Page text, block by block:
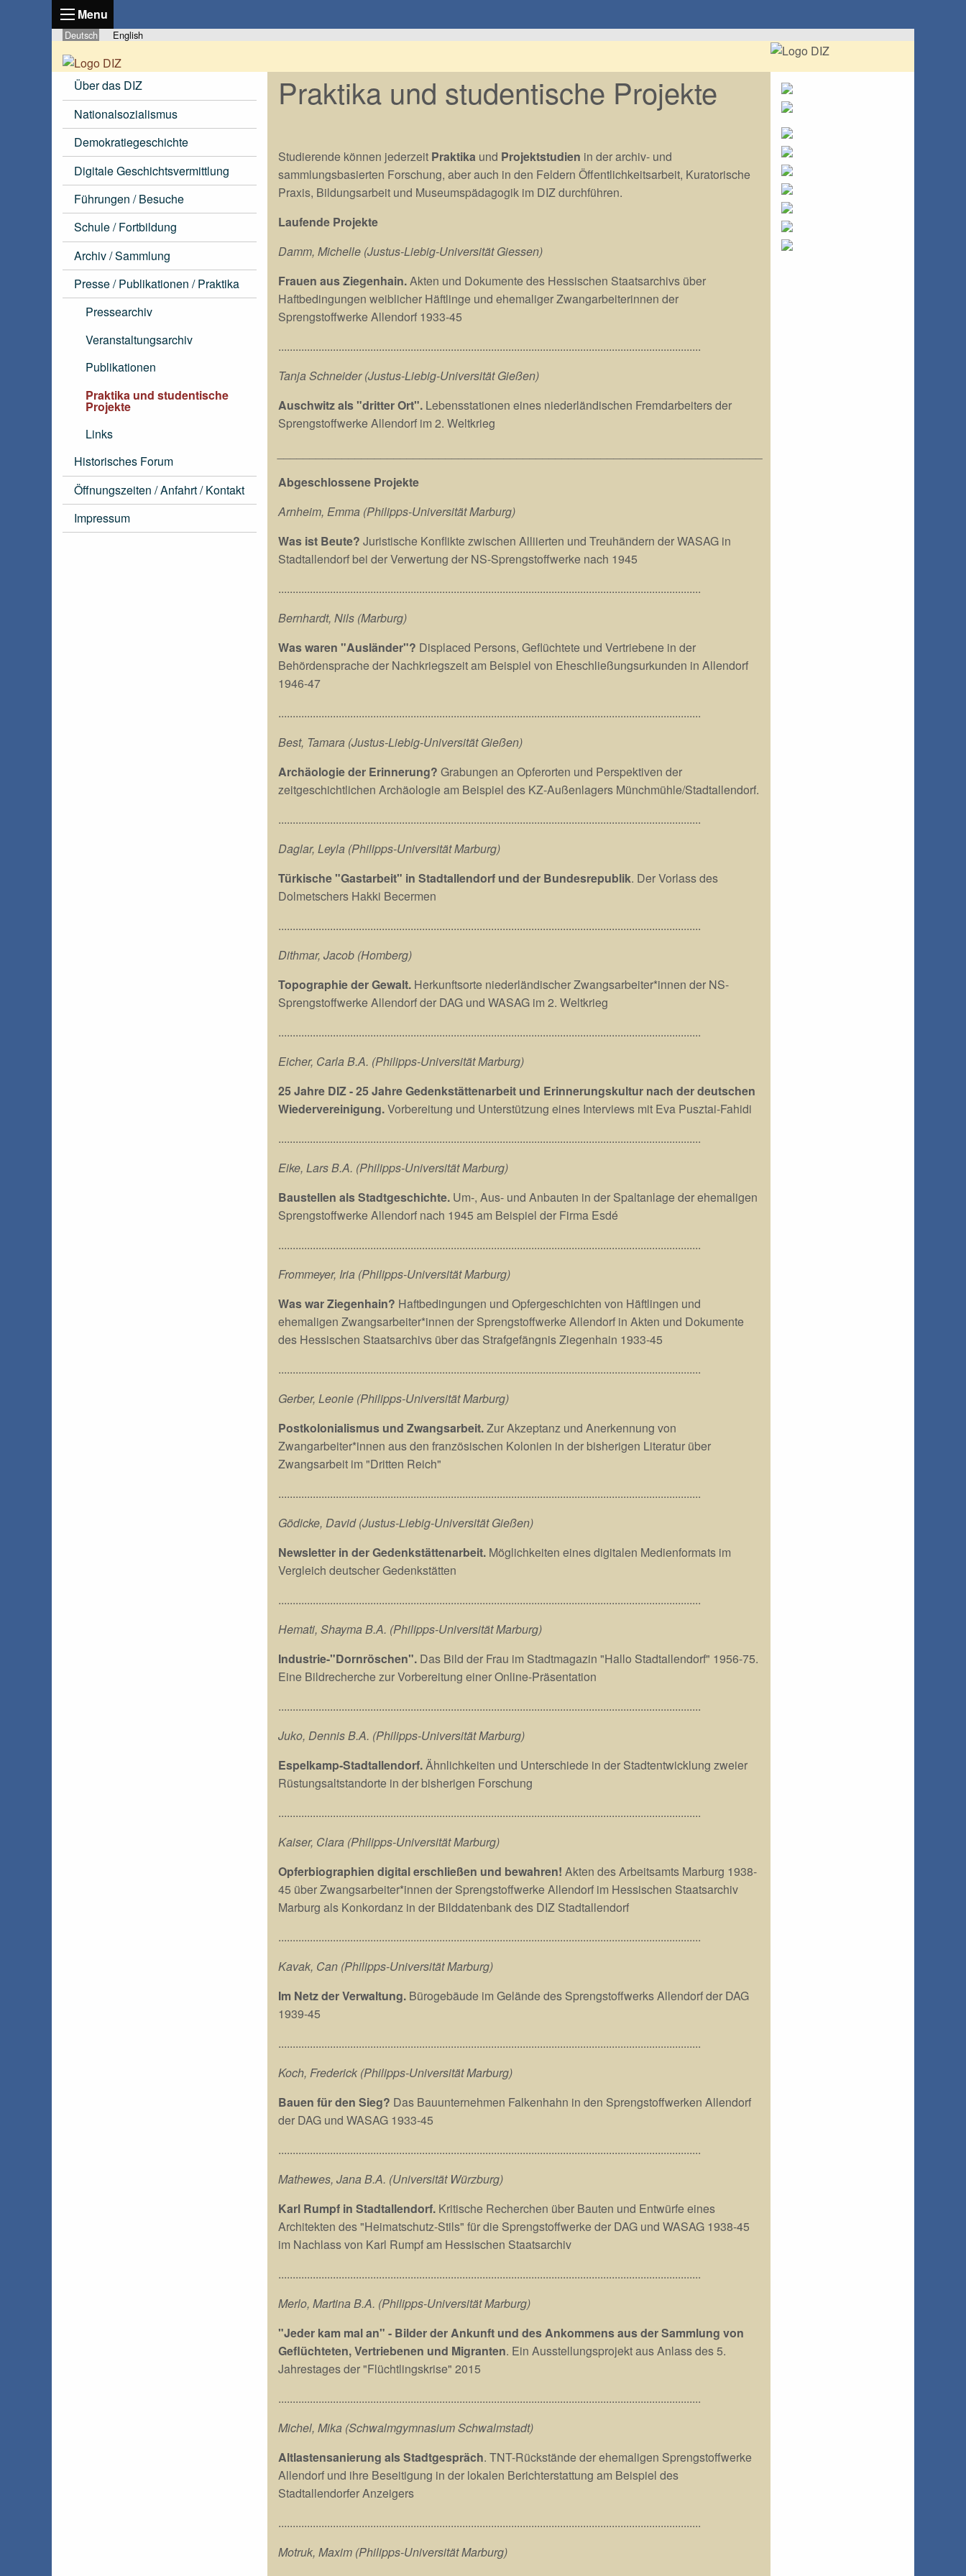
Menu
Deutsch English
Über das DIZ
Nationalsozialismus
Demokratiegeschichte
Digitale Geschichtsvermittlung
Führungen / Besuche
Schule / Fortbildung
Archiv / Sammlung
Presse / Publikationen / Praktika
Pressearchiv
Veranstaltungsarchiv
Publikationen
Praktika und studentische
Projekte
Links
Historisches Forum
Öffnungszeiten / Anfahrt / Kontakt
Impressum
Praktika und studentische Projekte
Studierende können jederzeit Praktika und Projektstudien in der archiv- und
sammlungsbasierten Forschung, aber auch in den Feldern Öffentlichkeitsarbeit, Kuratorische
Praxis, Bildungsarbeit und Museumspädagogik im DIZ durchführen.
Laufende Projekte
Damm, Michelle (Justus-Liebig-Universität Giessen)
Frauen aus Ziegenhain.Akten und Dokumente des Hessischen Staatsarchivs über
Haftbedingungen weiblicher Häftlinge und ehemaliger Zwangarbeiterinnen der
Sprengstoffwerke Allendorf 1933-45
...................................................................................................................................................
Tanja Schneider (Justus-Liebig-Universität Gießen)
Auschwitz als "dritter Ort". Lebensstationen eines niederländischen Fremdarbeiters der
Sprengstoffwerke Allendorf im 2. Weltkrieg
Abgeschlossene Projekte
Arnheim, Emma (Philipps-Universität Marburg)
Was ist Beute? Juristische Konflikte zwischen Alliierten und Treuhändern der WASAG in
Stadtallendorf bei der Verwertung der NS-Sprengstoffwerke nach 1945
...................................................................................................................................................
Bernhardt, Nils (Marburg)
Was waren "Ausländer"? Displaced Persons, Geflüchtete und Vertriebene in der
Behördensprache der Nachkriegszeit am Beispiel von Eheschließungsurkunden in Allendorf
1946-47
...................................................................................................................................................
Best, Tamara (Justus-Liebig-Universität Gießen)
Archäologie der Erinnerung? Grabungen an Opferorten und Perspektiven der
zeitgeschichtlichen Archäologie am Beispiel des KZ-Außenlagers Münchmühle/Stadtallendorf.
...................................................................................................................................................
Daglar, Leyla (Philipps-Universität Marburg)
Türkische "Gastarbeit" in Stadtallendorf und der Bundesrepublik. Der Vorlass des
Dolmetschers Hakki Becermen
...................................................................................................................................................
Dithmar, Jacob (Homberg)
Topographie der Gewalt. Herkunftsorte niederländischer Zwangsarbeiter*innen der NS-
Sprengstoffwerke Allendorf der DAG und WASAG im 2. Weltkrieg
...................................................................................................................................................
Eicher, Carla B.A. (Philipps-Universität Marburg)
25 Jahre DIZ - 25 Jahre Gedenkstättenarbeit und Erinnerungskultur nach der deutschen
Wiedervereinigung.Vorbereitung und Unterstützung eines Interviews mit Eva Pusztai-Fahidi
...................................................................................................................................................
Eike, Lars B.A. (Philipps-Universität Marburg)
Baustellen als Stadtgeschichte. Um-, Aus- und Anbauten in der Spaltanlage der ehemaligen
Sprengstoffwerke Allendorf nach 1945 am Beispiel der Firma Esdé
...................................................................................................................................................
Frommeyer, Iria (Philipps-Universität Marburg)
Was war Ziegenhain? Haftbedingungen und Opfergeschichten von Häftlingen und
ehemaligen Zwangsarbeiter*innen der Sprengstoffwerke Allendorf in Akten und Dokumente
des Hessischen Staatsarchivs über das Strafgefängnis Ziegenhain 1933-45
...................................................................................................................................................
Gerber, Leonie (Philipps-Universität Marburg)
Postkolonialismus und Zwangsarbeit.Zur Akzeptanz und Anerkennung von
Zwangarbeiter*innen aus den französischen Kolonien in der bisherigen Literatur über
Zwangsarbeit im "Dritten Reich"
...................................................................................................................................................
Gödicke, David (Justus-Liebig-Universität Gießen)
Newsletter in der Gedenkstättenarbeit. Möglichkeiten eines digitalen Medienformats im
Vergleich deutscher Gedenkstätten
...................................................................................................................................................
Hemati, Shayma B.A. (Philipps-Universität Marburg)
Industrie-"Dornröschen". Das Bild der Frau im Stadtmagazin "Hallo Stadtallendorf" 1956-75.
Eine Bildrecherche zur Vorbereitung einer Online-Präsentation
...................................................................................................................................................
Juko, Dennis B.A. (Philipps-Universität Marburg)
Espelkamp-Stadtallendorf.Ähnlichkeiten und Unterschiede in der Stadtentwicklung zweier
Rüstungsaltstandorte in der bisherigen Forschung
...................................................................................................................................................
Kaiser, Clara (Philipps-Universität Marburg)
Opferbiographien digital erschließen und bewahren! Akten des Arbeitsamts Marburg 1938-
45 über Zwangsarbeiter*innen der Sprengstoffwerke Allendorf im Hessischen Staatsarchiv
Marburg als Konkordanz in der Bilddatenbank des DIZ Stadtallendorf
...................................................................................................................................................
Kavak, Can (Philipps-Universität Marburg)
Im Netz der Verwaltung. Bürogebäude im Gelände des Sprengstoffwerks Allendorf der DAG
1939-45
...................................................................................................................................................
Koch, Frederick (Philipps-Universität Marburg)
Bauen für den Sieg? Das Bauunternehmen Falkenhahn in den Sprengstoffwerken Allendorf
der DAG und WASAG 1933-45
...................................................................................................................................................
Mathewes, Jana B.A. (Universität Würzburg)
Karl Rumpf in Stadtallendorf. Kritische Recherchen über Bauten und Entwürfe eines
Architekten des "Heimatschutz-Stils" für die Sprengstoffwerke der DAG und WASAG 1938-45
im Nachlass von Karl Rumpf am Hessischen Staatsarchiv
...................................................................................................................................................
Merlo, Martina B.A. (Philipps-Universität Marburg)
"Jeder kam mal an" - Bilder der Ankunft und des Ankommens aus der Sammlung von
Geflüchteten, Vertriebenen und Migranten. Ein Ausstellungsprojekt aus Anlass des 5.
Jahrestages der "Flüchtlingskrise" 2015
...................................................................................................................................................
Michel, Mika (Schwalmgymnasium Schwalmstadt)
Altlastensanierung als Stadtgespräch. TNT-Rückstände der ehemaligen Sprengstoffwerke
Allendorf und ihre Beseitigung in der lokalen Berichterstattung am Beispiel des
Stadtallendorfer Anzeigers
...................................................................................................................................................
Motruk, Maxim (Philipps-Universität Marburg)